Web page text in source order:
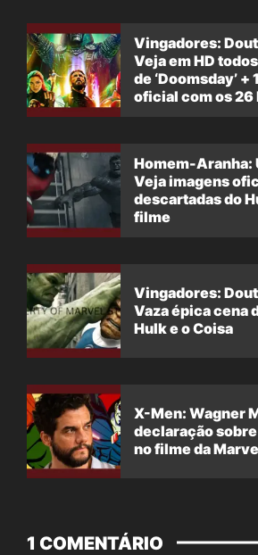
Vingadores:
Veja em HD
de ‘Doomsday’ +
oficial com os 26
Homem-Aranha:
Veja imagens
descartadas do
filme
Vingadores:
Vaza épica cena
Hulk e o Coisa
X-Men: Wagner
declaração
no filme da
1 COMENTÁRIO